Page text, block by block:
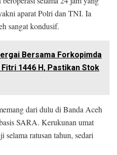
aparat Polri dan TNI. Ia
sangat kondusif.
Bersama Forkopimda
1446 H, Pastikan Stok
dari dulu di Banda Aceh
SARA. Kerukunan umat
selama ratusan tahun, sedari